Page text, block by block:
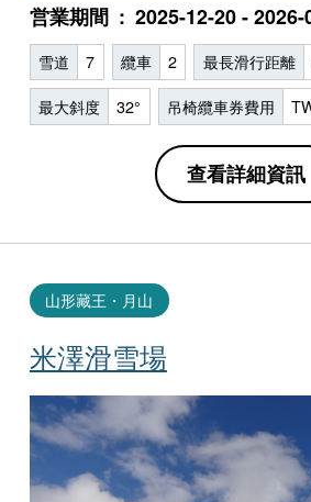
営業期間 2025-12-20 - 2026-
雪道 7 纜車 2 最長滑行距離
最大斜度 32° 吊椅纜車券費用
查看詳細資訊
米澤滑雪場
山形藏王・月山